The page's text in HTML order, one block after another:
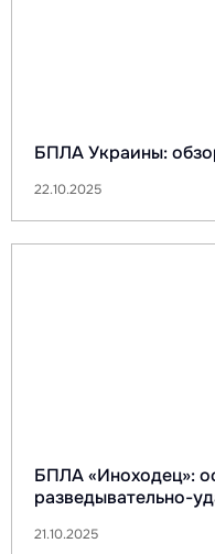
БПЛА Украины:
22.10.2025
БПЛА «Иноходец»:
разведывательно-
21.10.2025